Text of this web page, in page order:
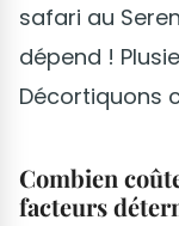
safari au
dépend !
Décortiquons
Combien
facteurs